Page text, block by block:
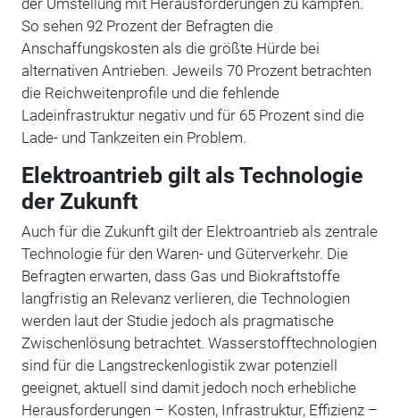
So sehen 92 Prozent der Befragten die
Anschaffungskosten als die größte Hürde bei
alternativen Antrieben. Jeweils 70 Prozent betrachten
die Reichweitenprofile und die fehlende
Ladeinfrastruktur negativ und für 65 Prozent sind die
Lade- und Tankzeiten ein Problem.
Elektroantrieb gilt als Technologie
der Zukunft
Auch für die Zukunft gilt der Elektroantrieb als zentrale
Technologie für den Waren- und Güterverkehr. Die
Befragten erwarten, dass Gas und Biokraftstoffe
langfristig an Relevanz verlieren, die Technologien
werden laut der Studie jedoch als pragmatische
Zwischenlösung betrachtet. Wasserstofftechnologien
sind für die Langstreckenlogistik zwar potenziell
geeignet, aktuell sind damit jedoch noch erhebliche
Herausforderungen – Kosten, Infrastruktur, Effizienz –